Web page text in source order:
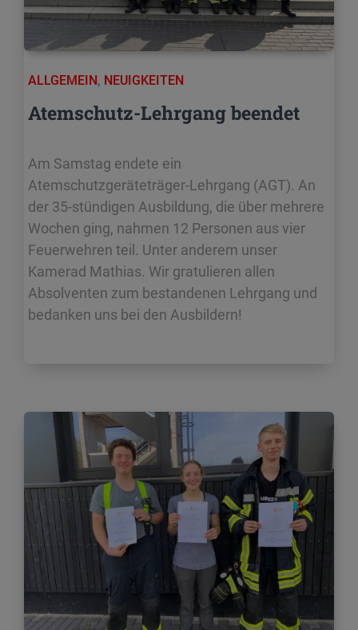
ALLGEMEIN, NEUIGKEITEN
Atemschutz-Lehrgang beendet
Am Samstag endete ein
Atemschutzgeräteträger-Lehrgang (AGT). An
der 35-stündigen Ausbildung, die über mehrere
Wochen ging, nahmen 12 Personen aus vier
Feuerwehren teil. Unter anderem unser
Kamerad Mathias. Wir gratulieren allen
Absolventen zum bestandenen Lehrgang und
bedanken uns bei den Ausbildern!